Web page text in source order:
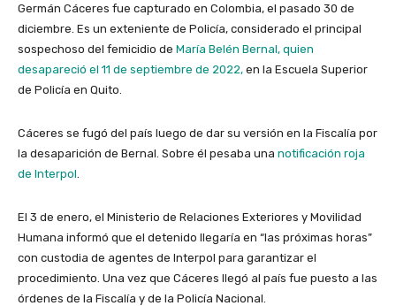
Germán Cáceres fue capturado en Colombia, el pasado 30 de
diciembre. Es un exteniente de Policía, considerado el principal
sospechoso del femicidio de María Belén Bernal, quien
desapareció el 11 de septiembre de 2022, en la Escuela Superior
de Policía en Quito.
Cáceres se fugó del país luego de dar su versión en la Fiscalía por
la desaparición de Bernal. Sobre él pesaba una notificación roja
de Interpol
El 3 de enero, el Ministerio de Relaciones Exteriores y Movilidad
Humana informó que el detenido llegaría en “las próximas horas”
con custodia de agentes de Interpol para garantizar el
procedimiento. Una vez que Cáceres llegó al país fue puesto a las
órdenes de la Fiscalía y de la Policía Nacional.